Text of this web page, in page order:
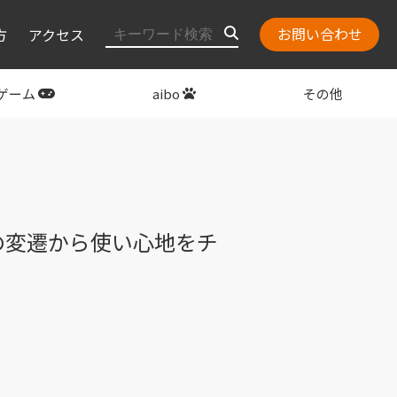
アクセス お問い合わせ
ーム aibo その他
遷から使い心地をチ